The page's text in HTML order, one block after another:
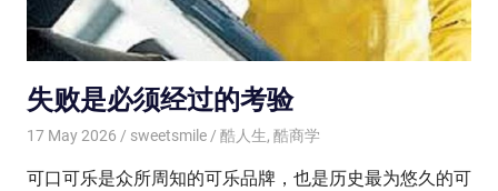
失败是必须经过的考验
17 May 2026 sweetsmile 酷人生, 酷商学
可口可乐是众所周知的可乐品牌，也是历史最为悠久的可